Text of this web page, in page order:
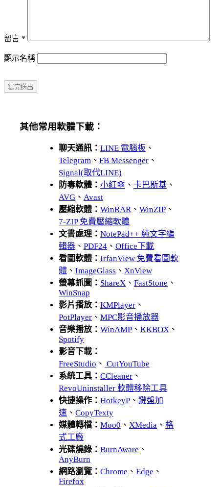
留言 *
顯示名稱
其他常用軟體下載：
聊天通訊： LINE 電腦板 、
Telegram 、 FB Messenger 、
Signal(取代LINE)
防毒軟體： 小紅傘 、 卡巴斯基 、
AVG 、 Avast
壓縮軟體： WinRAR、 WinZIP 、
7-ZIP 免費壓縮軟體
文書處理： NotePad++ 純文字編
輯器 、 PDF24 、 Office下載
看圖軟體： IrfanView 免費看圖軟
體 、 ImageGlass 、 XnView
螢幕抓圖： ShareX 、 FastStone 、
WinSnap
影片播放： KMPlayer 、
PotPlayer 、 MPC影音播放器
音樂播放： WinAMP 、 KKBOX 、
Spotify
影音下載：
FreeStudio 、 CutYouTube
系統工具： CCleaner 、
RevoUninstaller 軟體移除工具
快捷操作： HotkeyP 、 鍵盤加
速 、 CopyTexty
媒體轉檔： Moo0 、 XMedia 、 格
式工廠
光碟燒錄： BurnAware 、
AnyBurn
網路瀏覽： Chrome 、 Edge 、
Firefox